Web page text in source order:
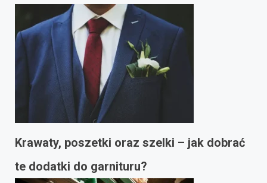
Krawaty, poszetki oraz szelki – jak dobrać
te dodatki do garnituru?